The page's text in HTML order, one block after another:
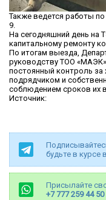
Также ведется работы
9.
На сегодняшний день на
капитальному ремонту
По итогам выезда,
руководству ТОО
постоянный контроль
подрядчиком и
соблюдением сроков их
Источник:
будьте в курсе
Присылайте
+7 777 259 44 50